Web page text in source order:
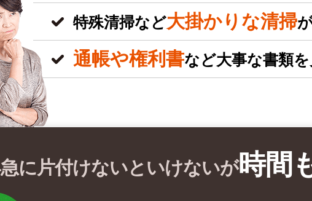
特殊清掃など大掛かりな清掃
通帳や権利書など大事な書類
に片付けないといけないが時間